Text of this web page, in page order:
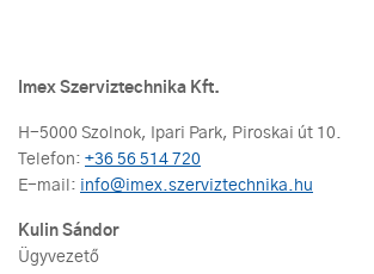
Imex Szerviztechnika Kft.
H-5000 Szolnok, Ipari Park, Piroskai út 10.
Telefon: +36 56 514 720
E-mail: info@imex.szerviztechnika.hu
Kulin Sándor
Ügyvezető